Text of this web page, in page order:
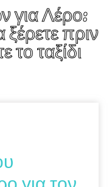
για Λέρο:
πριν
το ταξίδι